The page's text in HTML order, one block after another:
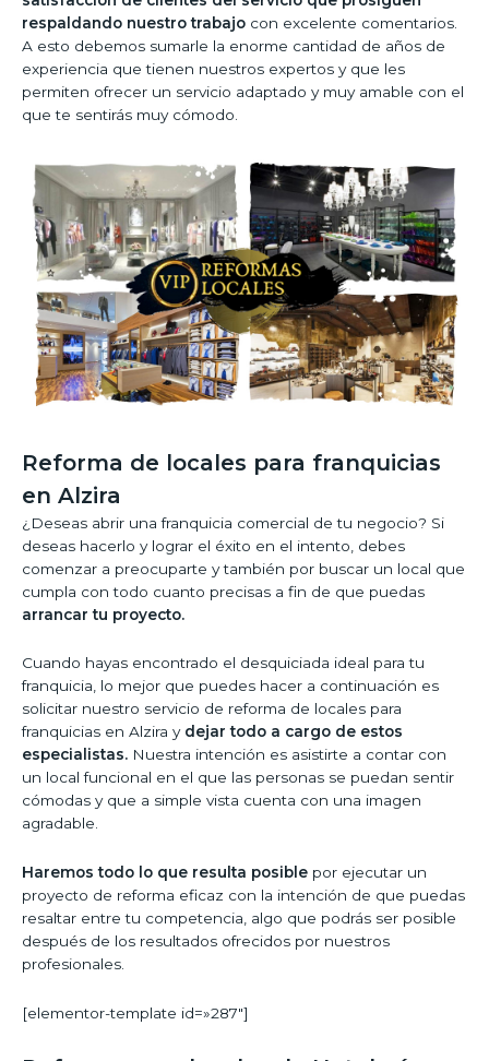
respaldando nuestro trabajo con excelente comentarios.
A esto debemos sumarle la enorme cantidad de años de
experiencia que tienen nuestros expertos y que les
permiten ofrecer un servicio adaptado y muy amable con el
que te sentirás muy cómodo.
Reforma de locales para franquicias
en Alzira
¿Deseas abrir una franquicia comercial de tu negocio? Si
deseas hacerlo y lograr el éxito en el intento, debes
comenzar a preocuparte y también por buscar un local que
cumpla con todo cuanto precisas a fin de que puedas
arrancar tu proyecto.
Cuando hayas encontrado el desquiciada ideal para tu
franquicia, lo mejor que puedes hacer a continuación es
solicitar nuestro servicio de reforma de locales para
franquicias en Alzira y dejar todo a cargo de estos
especialistas. Nuestra intención es asistirte a contar con
un local funcional en el que las personas se puedan sentir
cómodas y que a simple vista cuenta con una imagen
agradable.
Haremos todo lo que resulta posible por ejecutar un
proyecto de reforma eficaz con la intención de que puedas
resaltar entre tu competencia, algo que podrás ser posible
después de los resultados ofrecidos por nuestros
profesionales.
[elementor-template id=»287″]